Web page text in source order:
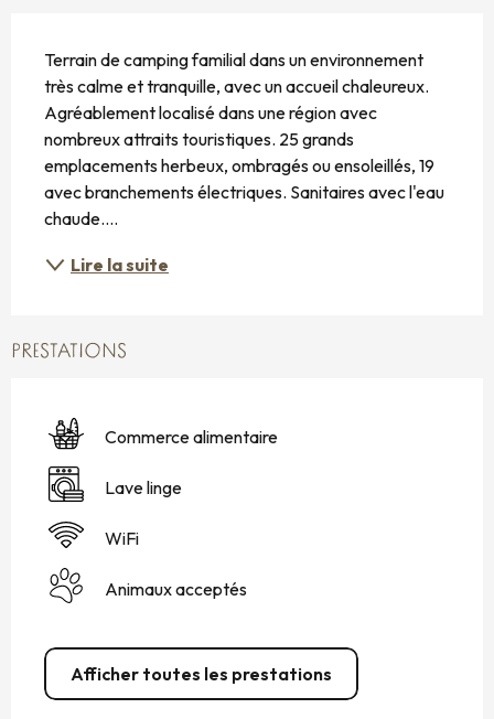
Terrain de camping familial dans un environnement
très calme et tranquille, avec un accueil chaleureux.
Agréablement localisé dans une région avec
nombreux attraits touristiques. 25 grands
emplacements herbeux, ombragés ou ensoleillés, 19
avec branchements électriques. Sanitaires avec l'eau
chaude....
Lire la suite
PRESTATIONS
Commerce alimentaire
Lave linge
WiFi
Animaux acceptés
Afficher toutes les prestations